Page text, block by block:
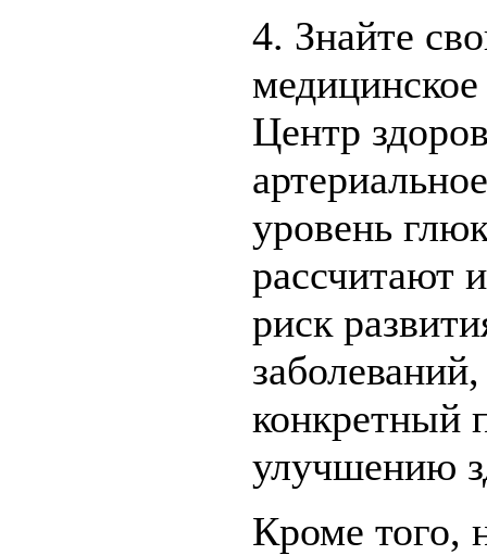
4. Знайте
Центр
уровень
рассчитают
риск
конкретный
улучшению
Кроме того,